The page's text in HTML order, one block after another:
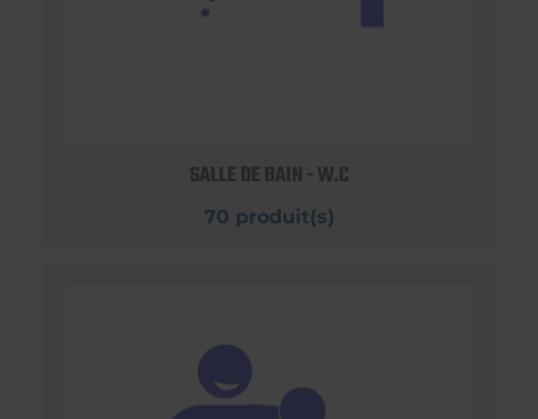
SALLE DE BAIN - W.C
70 produit(s)